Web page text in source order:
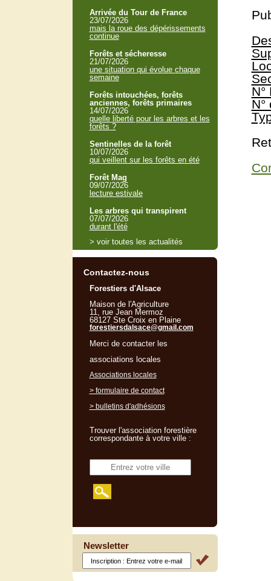
N°
N°
Arrivée du Tour de France
23/07/2026
mais la roue des dépérissements
continue
Forêts et sécheresse
21/07/2026
une situation qui évolue chaque
semaine
Forêts intouchées, forêts
anciennes, forêts primaires
14/07/2026
quelle liberté pour les arbres et les
forêts ?
Sentinelles de la forêt
10/07/2026
qui veillent sur les forêts en été
Forêt Mag
09/07/2026
lecture estivale
Les arbres qui transpirent
07/07/2026
durant l'été
> voir toutes les actualités
Contactez-nous
Forestiers d'Alsace
Maison de l'Agriculture
11, rue Jean Mermoz
68127 Ste Croix en Plaine
forestiersdalsace@gmail.com
Merci de contacter les
associations locales
Associations locales
> formulaire de contact
> bulletins d'adhésions
Trouver l'association forestière
correspondante à votre ville :
Newsletter